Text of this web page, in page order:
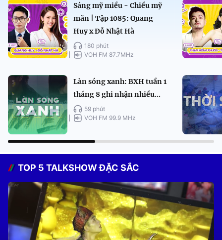
Sáng mỹ miều - Chiều mỹ
mãn | Tập 1085: Quang
Huy x Đỗ Nhật Hà
180 phút
VOH FM 87.7MHz
Làn sóng xanh: BXH tuần 1
tháng 8 ghi nhận nhiều...
59 phút
VOH FM 99.9 MHz
TOP 5 TALKSHOW ĐẶC SẮC